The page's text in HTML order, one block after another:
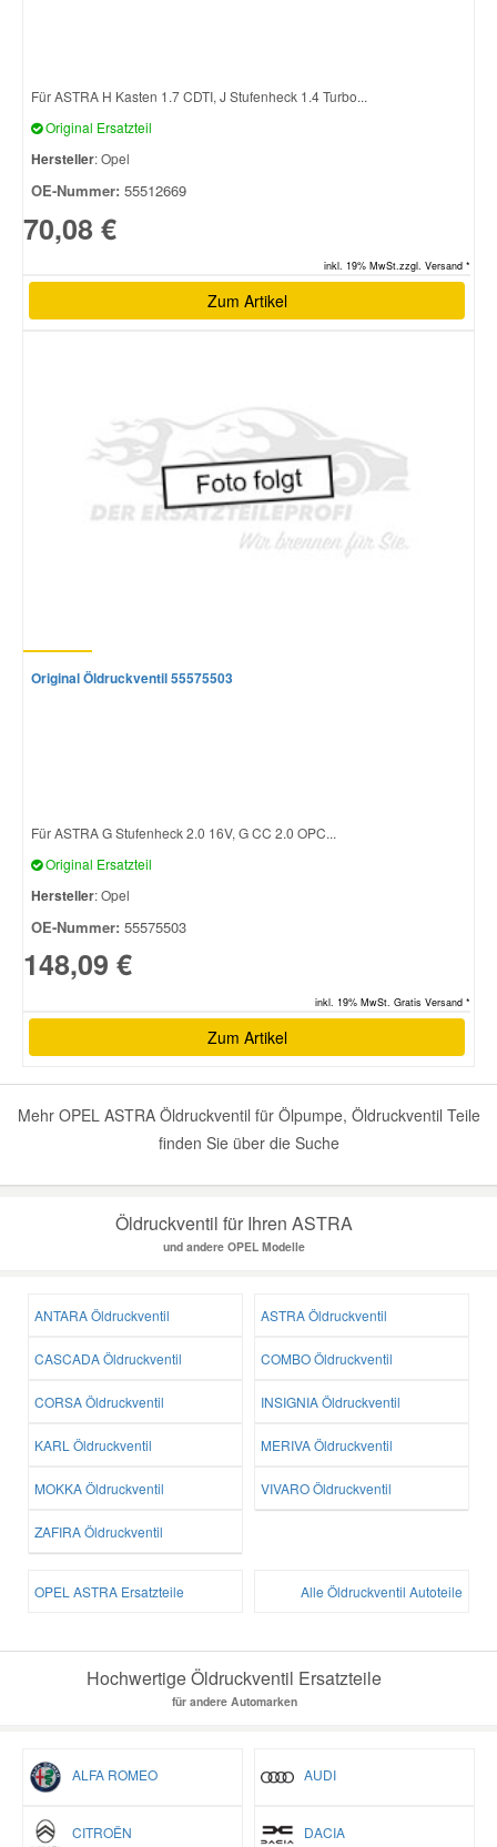
Für ASTRA H Kasten 1.7 CDTI, J Stufenheck 1.4 Turbo...
Original Ersatzteil
Hersteller: Opel
OE-Nummer: 55512669
70,08 €
inkl. 19% MwSt.zzgl. Versand *
Zum Artikel
Original Öldruckventil 55575503
Für ASTRA G Stufenheck 2.0 16V, G CC 2.0 OPC...
Original Ersatzteil
Hersteller: Opel
OE-Nummer: 55575503
148,09 €
inkl. 19% MwSt. Gratis Versand *
Zum Artikel
Mehr OPEL ASTRA Öldruckventil für Ölpumpe, Öldruckventil Teile
finden Sie über die Suche
Öldruckventil für Ihren ASTRA
und andere OPEL Modelle
ANTARA Öldruckventil ASTRA Öldruckventil
CASCADA Öldruckventil COMBO Öldruckventil
CORSA Öldruckventil INSIGNIA Öldruckventil
KARL Öldruckventil MERIVA Öldruckventil
MOKKA Öldruckventil VIVARO Öldruckventil
ZAFIRA Öldruckventil
OPEL ASTRA Ersatzteile Alle Öldruckventil Autoteile
Hochwertige Öldruckventil Ersatzteile
für andere Automarken
ALFA ROMEO AUDI
CITROËN DACIA